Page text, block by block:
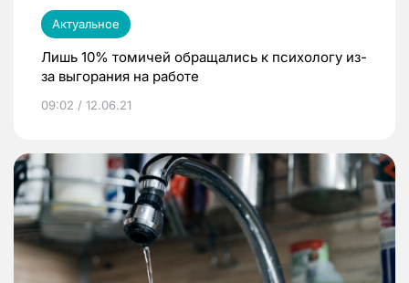
Актуальное
Лишь 10% томичей обращались к психологу из-
за выгорания на работе
09:02 / 12.06.21